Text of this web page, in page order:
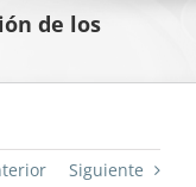
de los
Siguiente